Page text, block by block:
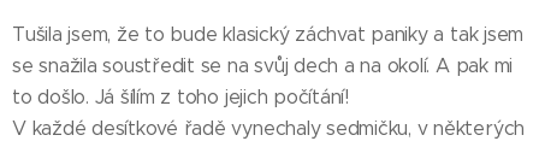
Tušila jsem, že to bude klasický záchvat paniky a tak jsem
se snažila soustředit se na svůj dech a na okolí. A pak mi
to došlo. Já šílím z toho jejich počítání!
V každé desítkové řadě vynechaly sedmičku, v některých